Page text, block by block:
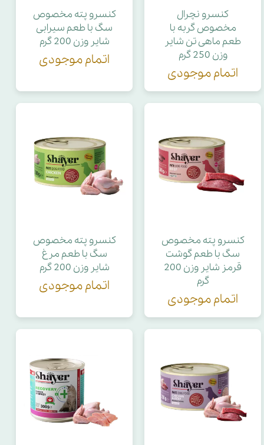
کنسرو نچرال
مخصوص گربه با
طعم ماهی تن شایر
وزن 250 گرم
اتمام موجودی
کنسرو پته مخصوص
سگ با طعم سیرابی
شایر وزن 200 گرم
اتمام موجودی
کنسرو پته مخصوص
سگ با طعم گوشت
قرمز شایر وزن 200
گرم
اتمام موجودی
کنسرو پته مخصوص
سگ با طعم مرغ
شایر وزن 200 گرم
اتمام موجودی